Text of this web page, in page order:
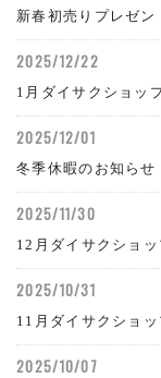
新春初売りプレゼン
2025/12/22
1月ダイサクショッ
2025/12/01
冬季休暇のお知らせ
2025/11/30
12月ダイサクショ
2025/10/31
11月ダイサクショ
2025/10/07